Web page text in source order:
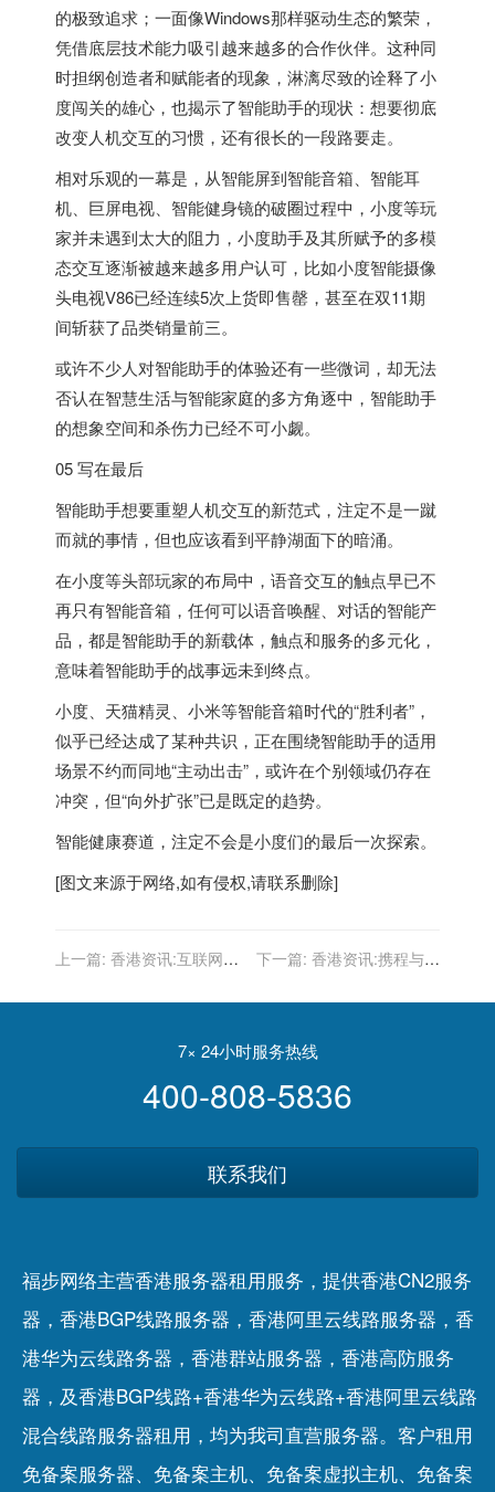
的极致追求；一面像Windows那样驱动生态的繁荣，
凭借底层技术能力吸引越来越多的合作伙伴。这种同
时担纲创造者和赋能者的现象，淋漓尽致的诠释了小
度闯关的雄心，也揭示了智能助手的现状：想要彻底
改变人机交互的习惯，还有很长的一段路要走。
相对乐观的一幕是，从智能屏到智能音箱、智能耳
机、巨屏电视、智能健身镜的破圈过程中，小度等玩
家并未遇到太大的阻力，小度助手及其所赋予的多模
态交互逐渐被越来越多用户认可，比如小度智能摄像
头电视V86已经连续5次上货即售罄，甚至在双11期
间斩获了品类销量前三。
或许不少人对智能助手的体验还有一些微词，却无法
否认在智慧生活与智能家庭的多方角逐中，智能助手
的想象空间和杀伤力已经不可小觑。
05 写在最后
智能助手想要重塑人机交互的新范式，注定不是一蹴
而就的事情，但也应该看到平静湖面下的暗涌。
在小度等头部玩家的布局中，语音交互的触点早已不
再只有智能音箱，任何可以语音唤醒、对话的智能产
品，都是智能助手的新载体，触点和服务的多元化，
意味着智能助手的战事远未到终点。
小度、天猫精灵、小米等智能音箱时代的“胜利者”，
似乎已经达成了某种共识，正在围绕智能助手的适用
场景不约而同地“主动出击”，或许在个别领域仍存在
冲突，但“向外扩张”已是既定的趋势。
智能健康赛道，注定不会是小度们的最后一次探索。
[图文来源于网络,如有侵权,请联系删除]
上一篇: 香港资讯:互联网寒
下一篇: 香港资讯:携程与供
7× 24小时服务热线
400-808-5836
联系我们
福步网络主营香港服务器租用服务，提供香港CN2服务
器，香港BGP线路服务器，香港阿里云线路服务器，香
港华为云线路务器，香港群站服务器，香港高防服务
器，及香港BGP线路+香港华为云线路+香港阿里云线路
混合线路服务器租用，均为我司直营服务器。客户租用
免备案服务器、 免备案主机、 免备案虚拟主机、 免备案